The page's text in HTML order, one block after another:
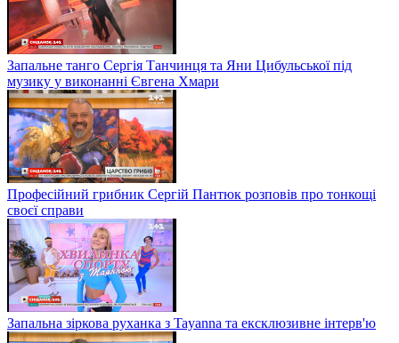
Запальне танго Сергія Танчинця та Яни Цибульської під
музику у виконанні Євгена Хмари
Професійний грибник Сергій Пантюк розповів про тонкощі
своєї справи
Запальна зіркова руханка з Tayanna та ексклюзивне інтерв'ю